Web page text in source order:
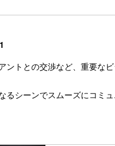
トとの交渉など、重要な
シーンでスムーズにコミ